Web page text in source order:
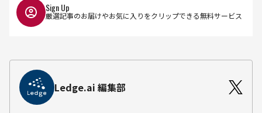
Sign Up
厳選記事のお届けやお気に入りをクリップできる無料サービス
Ledge.ai 編集部